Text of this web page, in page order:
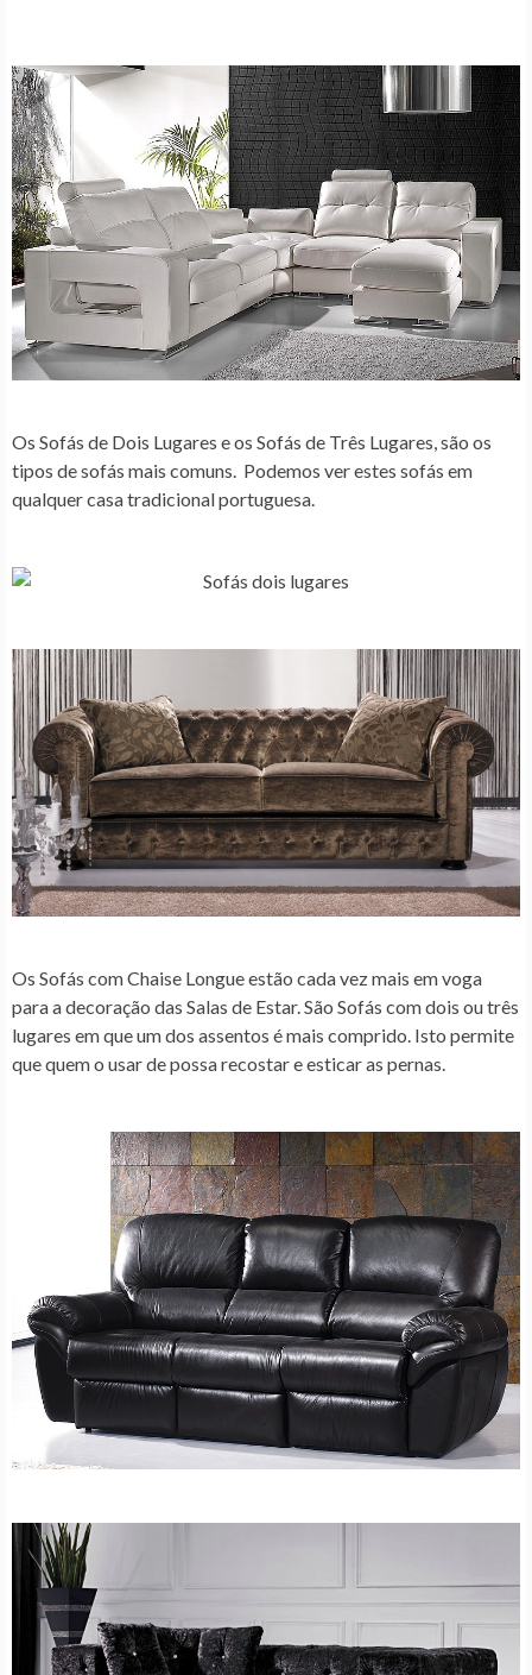
Os Sofás de Dois Lugares e os Sofás de Três Lugares, são os
tipos de sofás mais comuns. Podemos ver estes sofás em
qualquer casa tradicional portuguesa.
Os Sofás com Chaise Longue estão cada vez mais em voga
para a decoração das Salas de Estar. São Sofás com dois ou três
lugares em que um dos assentos é mais comprido. Isto permite
que quem o usar de possa recostar e esticar as pernas.